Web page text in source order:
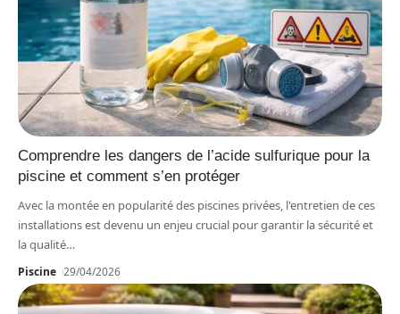
Comprendre les dangers de l’acide sulfurique pour la
piscine et comment s’en protéger
Avec la montée en popularité des piscines privées, l'entretien de ces
installations est devenu un enjeu crucial pour garantir la sécurité et
la qualité…
Piscine 29/04/2026